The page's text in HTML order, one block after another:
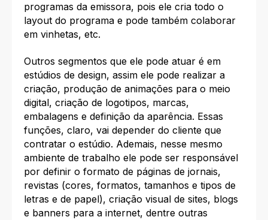
programas da emissora, pois ele cria todo o
layout do programa e pode também colaborar
em vinhetas, etc.
Outros segmentos que ele pode atuar é em
estúdios de design, assim ele pode realizar a
criação, produção de animações para o meio
digital, criação de logotipos, marcas,
embalagens e definição da aparência. Essas
funções, claro, vai depender do cliente que
contratar o estúdio. Ademais, nesse mesmo
ambiente de trabalho ele pode ser responsável
por definir o formato de páginas de jornais,
revistas (cores, formatos, tamanhos e tipos de
letras e de papel), criação visual de sites, blogs
e banners para a internet, dentre outras